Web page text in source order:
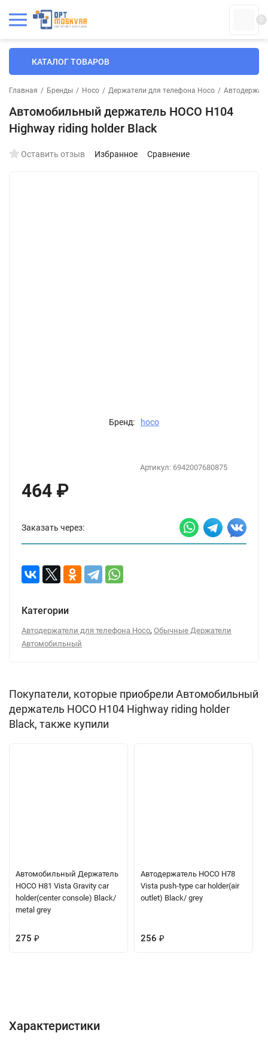
0
КАТАЛОГ ТОВАРОВ
Главная / Бренды / Hoco / Держатели для телефона Hoco /
Автомобильный держатель HOCO H104
Highway riding holder Black
Оставить отзыв Избранное Сравнение
Бренд: hoco
Артикул: 6942007680875
464 ₽
Заказать через:
Категории
Автодержатели для телефона Hoco, Обычные Держатели
Автомобильный
Покупатели, которые приобрели Автомобильный
держатель HOCO H104 Highway riding holder
Black, также купили
Автомобильный Держатель
HOCO H81 Vista Gravity car
holder(center console) Black/
metal grey
275 ₽
Автодержатель HOCO H78
Vista push-type car holder(air
outlet) Black/ grey
256 ₽
Характеристики